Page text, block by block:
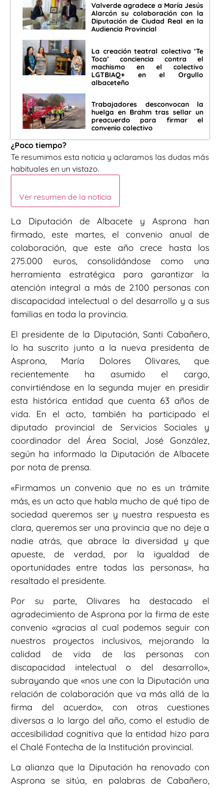
Valverde agradece a María Jesús
Alarcón su colaboración con la
Diputación de Ciudad Real en la
Audiencia Provincial
La creación teatral colectiva ‘Te
Toca’ conciencia contra el
machismo en el colectivo
LGTBIAQ+ en el Orgullo
albaceteño
Trabajadores desconvocan la
huelga en Brahm tras sellar un
preacuerdo para firmar el
convenio colectivo
¿Poco tiempo?
Te resumimos esta noticia y aclaramos las dudas más
habituales en un vistazo.
Ver resumen de la noticia
La Diputación de Albacete y Asprona han
firmado, este martes, el convenio anual de
colaboración, que este año crece hasta los
275.000 euros, consolidándose como una
herramienta estratégica para garantizar la
atención integral a más de 2.100 personas con
discapacidad intelectual o del desarrollo y a sus
familias en toda la provincia.
El presidente de la Diputación, Santi Cabañero,
lo ha suscrito junto a la nueva presidenta de
Asprona, María Dolores Olivares, que
recientemente ha asumido el cargo,
convirtiéndose en la segunda mujer en presidir
esta histórica entidad que cuenta 63 años de
vida. En el acto, también ha participado el
diputado provincial de Servicios Sociales y
coordinador del Área Social, José González,
según ha informado la Diputación de Albacete
por nota de prensa.
«Firmamos un convenio que no es un trámite
más, es un acto que habla mucho de qué tipo de
sociedad queremos ser y nuestra respuesta es
clara, queremos ser una provincia que no deje a
nadie atrás, que abrace la diversidad y que
apueste, de verdad, por la igualdad de
oportunidades entre todas las personas», ha
resaltado el presidente.
Por su parte, Olivares ha destacado el
agradecimiento de Asprona por la firma de este
convenio «gracias al cual podemos seguir con
nuestros proyectos inclusivos, mejorando la
calidad de vida de las personas con
discapacidad intelectual o del desarrollo»,
subrayando que «nos une con la Diputación una
relación de colaboración que va más allá de la
firma del acuerdo», con otras cuestiones
diversas a lo largo del año, como el estudio de
accesibilidad cognitiva que la entidad hizo para
el Chalé Fontecha de la Institución provincial.
La alianza que la Diputación ha renovado con
Asprona se sitúa, en palabras de Cabañero,